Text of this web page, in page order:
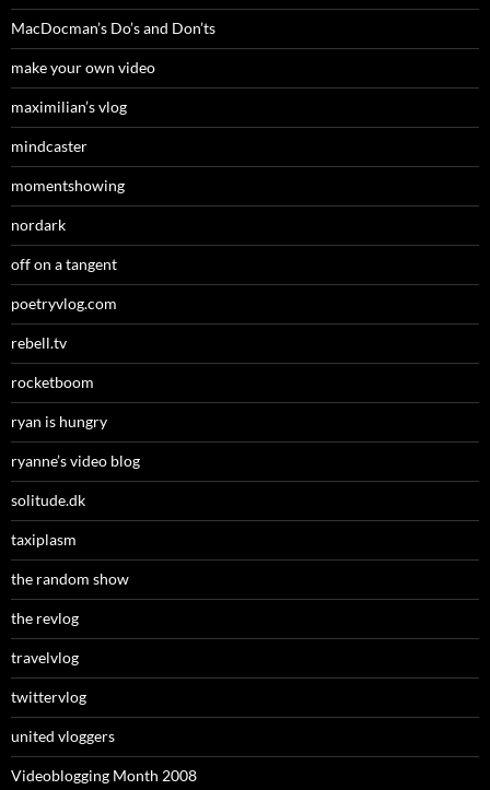
MacDocman’s Do’s and Don’ts
make your own video
maximilian’s vlog
mindcaster
momentshowing
nordark
off on a tangent
poetryvlog.com
rebell.tv
rocketboom
ryan is hungry
ryanne’s video blog
solitude.dk
taxiplasm
the random show
the revlog
travelvlog
twittervlog
united vloggers
Videoblogging Month 2008